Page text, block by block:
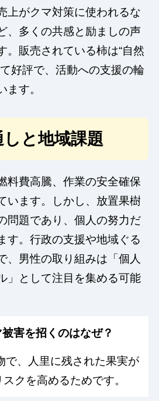
上がクマ対策に使われるな
、多くの共感と励ましの声
。販売されている柿は“自然
好評で、活動への支援の輪
ます。
と地域課題
料費高騰、作業の安全確保
います。しかし、放置果樹
問題であり、個人の努力だ
す。行政の支援や地域ぐる
、男性の取り組みは「個人
」として注目を集める可能
害を招くのはなぜ？
で、人里に残された果実が
クを高めるためです。